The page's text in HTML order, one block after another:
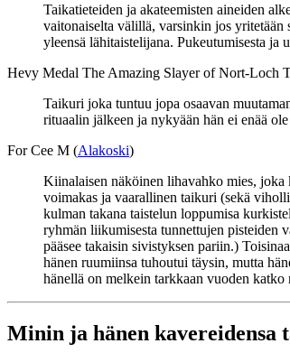
Taikatieteiden ja akateemisten aineiden
vaitonaiselta välillä, varsinkin jos yritetään
yleensä lähitaistelijana. Pukeutumisesta ja
Hevy Medal The Amazing Slayer of Nort-Loch
Taikuri joka tuntuu jopa osaavan
rituaalin jälkeen ja nykyään hän ei enää
For Cee M (Alakoski)
Kiinalaisen näköinen lihavahko mies, joka
voimakas ja vaarallinen taikuri (sekä
kulman takana taistelun loppumisa
ryhmän liikumisesta tunnettujen pisteiden
pääsee takaisin sivistyksen pariin.)
hänen ruumiinsa tuhoutui täysin, mutta
hänellä on melkein tarkkaan vuoden
Minin ja hänen kavereidensa